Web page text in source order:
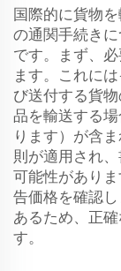
国際的に貨物
の通関手続き
です。まず、
ます。これに
び送付する貨
品を輸送する
ります）が含
則が適用され
可能性があり
告価格を確認
あるため、正
す。